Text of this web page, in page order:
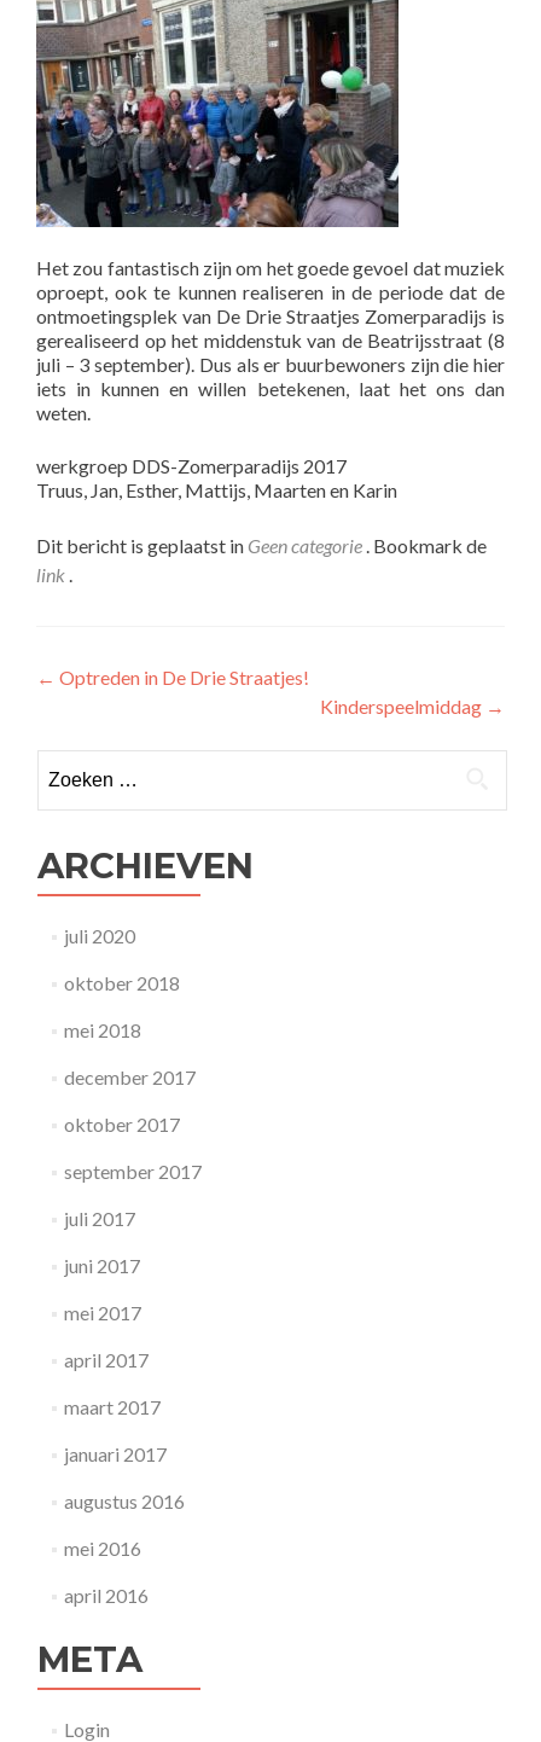
Het zou fantastisch zijn om het goede gevoel dat muziek
oproept, ook te kunnen realiseren in de periode dat de
ontmoetingsplek van De Drie Straatjes Zomerparadijs is
gerealiseerd op het middenstuk van de Beatrijsstraat (8
juli – 3 september). Dus als er buurbewoners zijn die hier
iets in kunnen en willen betekenen, laat het ons dan
weten.
werkgroep DDS-Zomerparadijs 2017
Truus, Jan, Esther, Mattijs, Maarten en Karin
Dit bericht is geplaatst in Geen categorie . Bookmark de
link .
Bericht
← Optreden in De Drie Straatjes!
Kinderspeelmiddag →
naar:
ARCHIEVEN
juli 2020
oktober 2018
mei 2018
december 2017
oktober 2017
september 2017
juli 2017
juni 2017
mei 2017
april 2017
maart 2017
januari 2017
augustus 2016
mei 2016
april 2016
META
Login